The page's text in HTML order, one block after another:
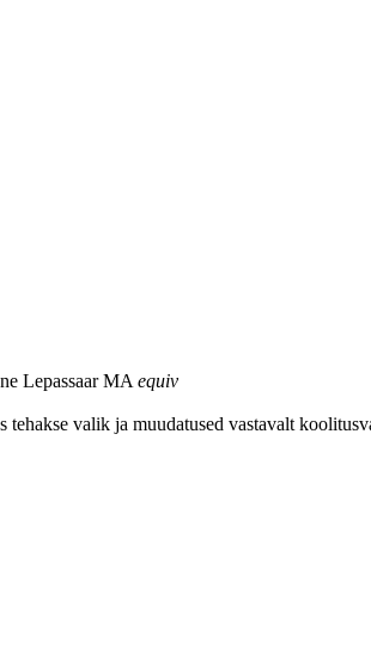
Lepassaar MA equiv
valik ja muudatused vastavalt